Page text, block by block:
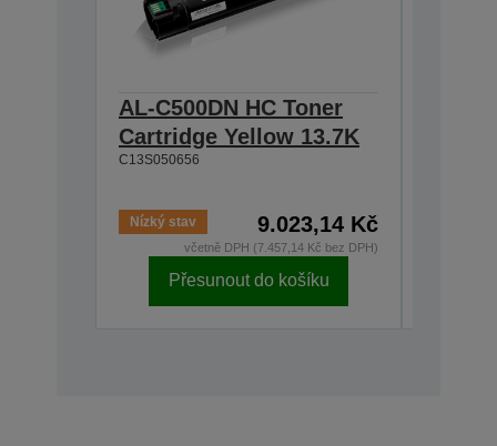
AL-C500DN HC Toner
Cartridge Yellow 13.7K
C13S050656
Nízký stav 9.023,14 Kč
včetně DPH (7.457,14 Kč bez DPH)
Přesunout do košíku